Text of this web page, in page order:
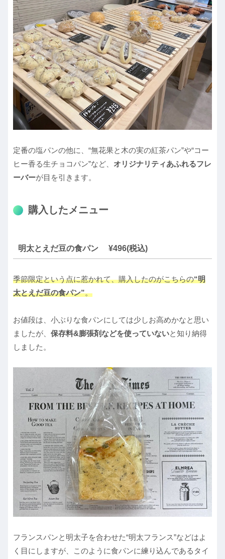
定番の塩パンの他に、“無花果と木の実の紅茶パン”や“コー
ヒー香る生チョコパン”など、 オリジナリティあふれるフレ
ーバーが目を引きます。
購入したメニュー
明太とえだ豆の食パン ¥496(税込)
季節限定という点に惹かれて、購入したのがこちらの“明
太とえだ豆の食パン”。
お値段は、小ぶりな食パンにしては少しお高めかなと思い
ましたが、 保存料&膨張剤などを使っていないと知り納得
しました。
フランスパンと明太子を合わせた“明太フランス”などはよ
く目にしますが、このように食パンに練り込んであるタイ